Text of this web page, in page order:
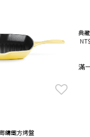
鑄鐵方烤盤
典
滿